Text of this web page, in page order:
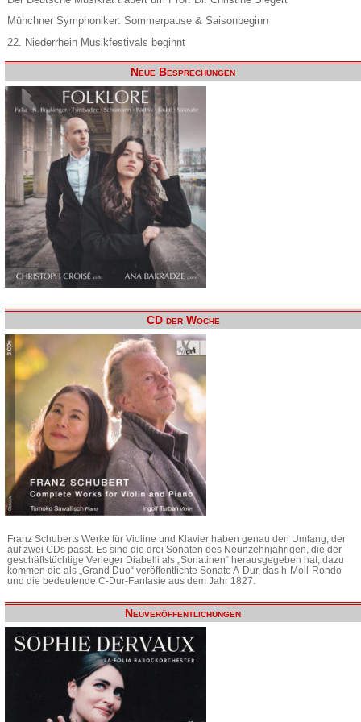
Münchner Symphoniker: Sommerpause & Saisonbeginn
22. Niederrhein Musikfestivals beginnt
Neue Besprechungen
CD der Woche
Franz Schuberts Werke für Violine und Klavier haben genau den Umfang, der
auf zwei CDs passt. Es sind die drei Sonaten des Neunzehnjährigen, die der
geschäftstüchtige Verleger Diabelli als „Sonatinen“ herausgegeben hat, dazu
kommen die als „Grand Duo“ veröffentlichte Sonate A-Dur, das h-Moll-Rondo
und die bedeutende C-Dur-Fantasie aus dem Jahr 1827.
Neuveröffentlichungen